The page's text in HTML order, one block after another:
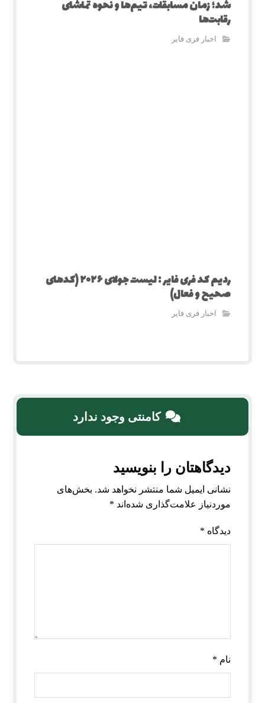
شد؛ زمان مسابقات، تیم‌ها و نحوه تماشای
رقابت‌ها
اخبار فری فایر
ردیم کد فری فایر : لیست جولای ۲۰۲۶ (کدهای
صحیح و فعال)
اخبار فری فایر
کامنتی وجود ندارد
دیدگاهتان را بنویسید
نشانی ایمیل شما منتشر نخواهد شد. بخش‌های
موردنیاز علامت‌گذاری شده‌اند *
دیدگاه *
نام *